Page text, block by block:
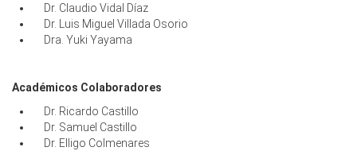
Dr. Claudio Vidal Díaz
Dr. Luis Miguel Villada Osorio
Dra. Yuki Yayama
Académicos Colaboradores
Dr. Ricardo Castillo
Dr. Samuel Castillo
Dr. Elligo Colmenares